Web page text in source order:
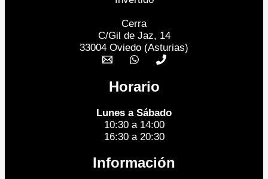
Cerra
C/Gil de Jaz, 14
33004 Oviedo (Asturias)
Horario
Lunes a Sábado
10:30 a 14:00
16:30 a 20:30
Información